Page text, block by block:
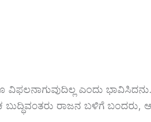
ಎಂದು
ಬುದ್ಧಿವಂತರು ರಾಜನ ಬಳಿಗೆ